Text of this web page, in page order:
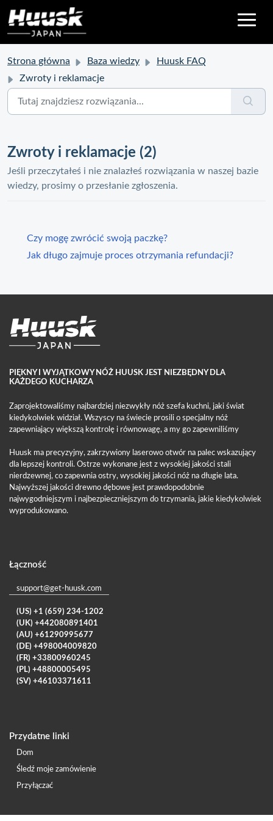
Strona główna Baza wiedzy
Huusk FAQ
Zwroty i reklamacje
Zwroty i reklamacje (2)
Jeśli przeczytałeś i nie znalazłeś rozwiązania w naszej bazie
wiedzy, prosimy o przesłanie zgłoszenia.
Czy mogę zwrócić swoją paczkę?
Jak długo zajmuje proces otrzymania refundacji?
PIĘKNY I WYJĄTKOWY NÓŻ HUUSK JEST NIEZBĘDNY DLA
KAŻDEGO KUCHARZA
Zaprojektowaliśmy najbardziej niezwykły nóż szefa kuchni, jaki świat
kiedykolwiek widział. Wszyscy na świecie prosili o specjalny nóż
zapewniający większą kontrolę i równowagę, a my go zapewniliśmy
Huusk ma precyzyjny, zakrzywiony laserowo otwór na palec wskazujący
dla lepszej kontroli. Ostrze wykonane jest z wysokiej jakości stali
nierdzewnej, co zapewnia ostry, wysokiej jakości nóż na długie lata.
Najwyższej jakości drewno dębowe jest prawdopodobnie
najwygodniejszym i najbezpieczniejszym do trzymania, jakie kiedykolwiek
wyprodukowano.
Łączność
support@get-huusk.com
(US) +1 (659) 234-1202
(UK) +442080891401
(AU) +61290995677
(DE) +498004009820
(FR) +33800960245
(PL) +48800005495
(SV) +46103371611
Przydatne linki
Dom
Śledź moje zamówienie
Przyłączać